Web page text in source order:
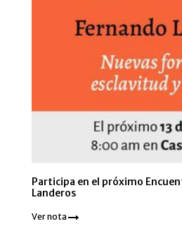
Participa en el próximo
Landeros
Ver nota